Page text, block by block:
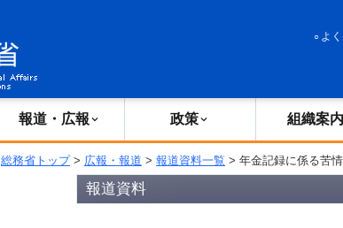
よ
報道・広報 政策 組織案内
総務省トップ> 広報・報道 > 報道資料一覧 > 年金記録に係る苦
報道資料